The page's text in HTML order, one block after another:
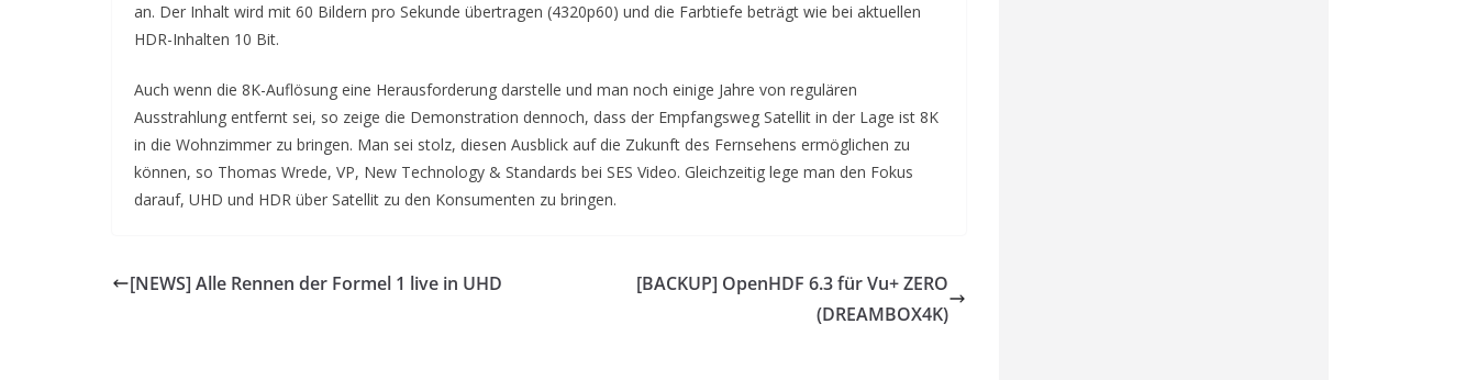
an. Der Inhalt wird mit 60 Bildern pro Sekunde übertragen (4320p60) und die Farbtiefe beträgt wie bei aktuellen
HDR-Inhalten 10 Bit.
Auch wenn die 8K-Auflösung eine Herausforderung darstelle und man noch einige Jahre von regulären
Ausstrahlung entfernt sei, so zeige die Demonstration dennoch, dass der Empfangsweg Satellit in der Lage ist 8K
in die Wohnzimmer zu bringen. Man sei stolz, diesen Ausblick auf die Zukunft des Fernsehens ermöglichen zu
können, so Thomas Wrede, VP, New Technology & Standards bei SES Video. Gleichzeitig lege man den Fokus
darauf, UHD und HDR über Satellit zu den Konsumenten zu bringen.
[NEWS] Alle Rennen der Formel 1 live in UHD
[BACKUP] OpenHDF 6.3 für Vu+ ZERO
(DREAMBOX4K)